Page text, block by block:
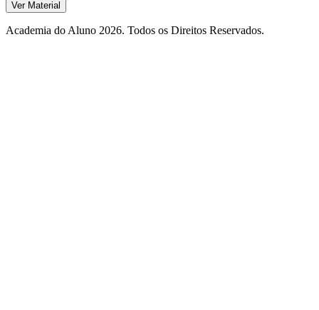
Ver Material
Academia do Aluno 2026. Todos os Direitos Reservados.